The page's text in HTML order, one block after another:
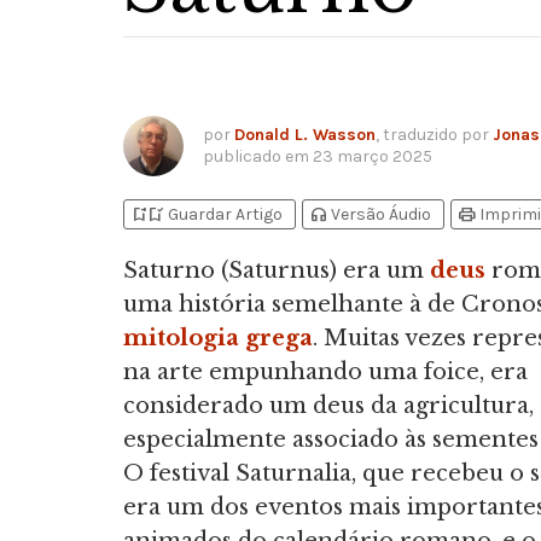
por Donald L. Wasson, traduzido por
publicado em 23 março 2025
bookmark_addbookmark_added Guardar Artigo headphones Versão Áudio print
Saturno (Saturnus) era um deus
uma história semelhante à de
mitologia grega. Muitas vezes
na arte empunhando uma foice, era
considerado um deus da agricultura,
especialmente associado às
O festival Saturnalia, que recebeu o
era um dos eventos mais